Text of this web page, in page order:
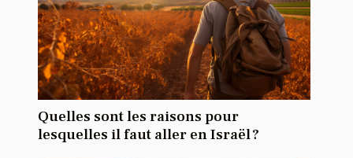
Quelles sont les raisons pour
lesquelles il faut aller en Israël ?